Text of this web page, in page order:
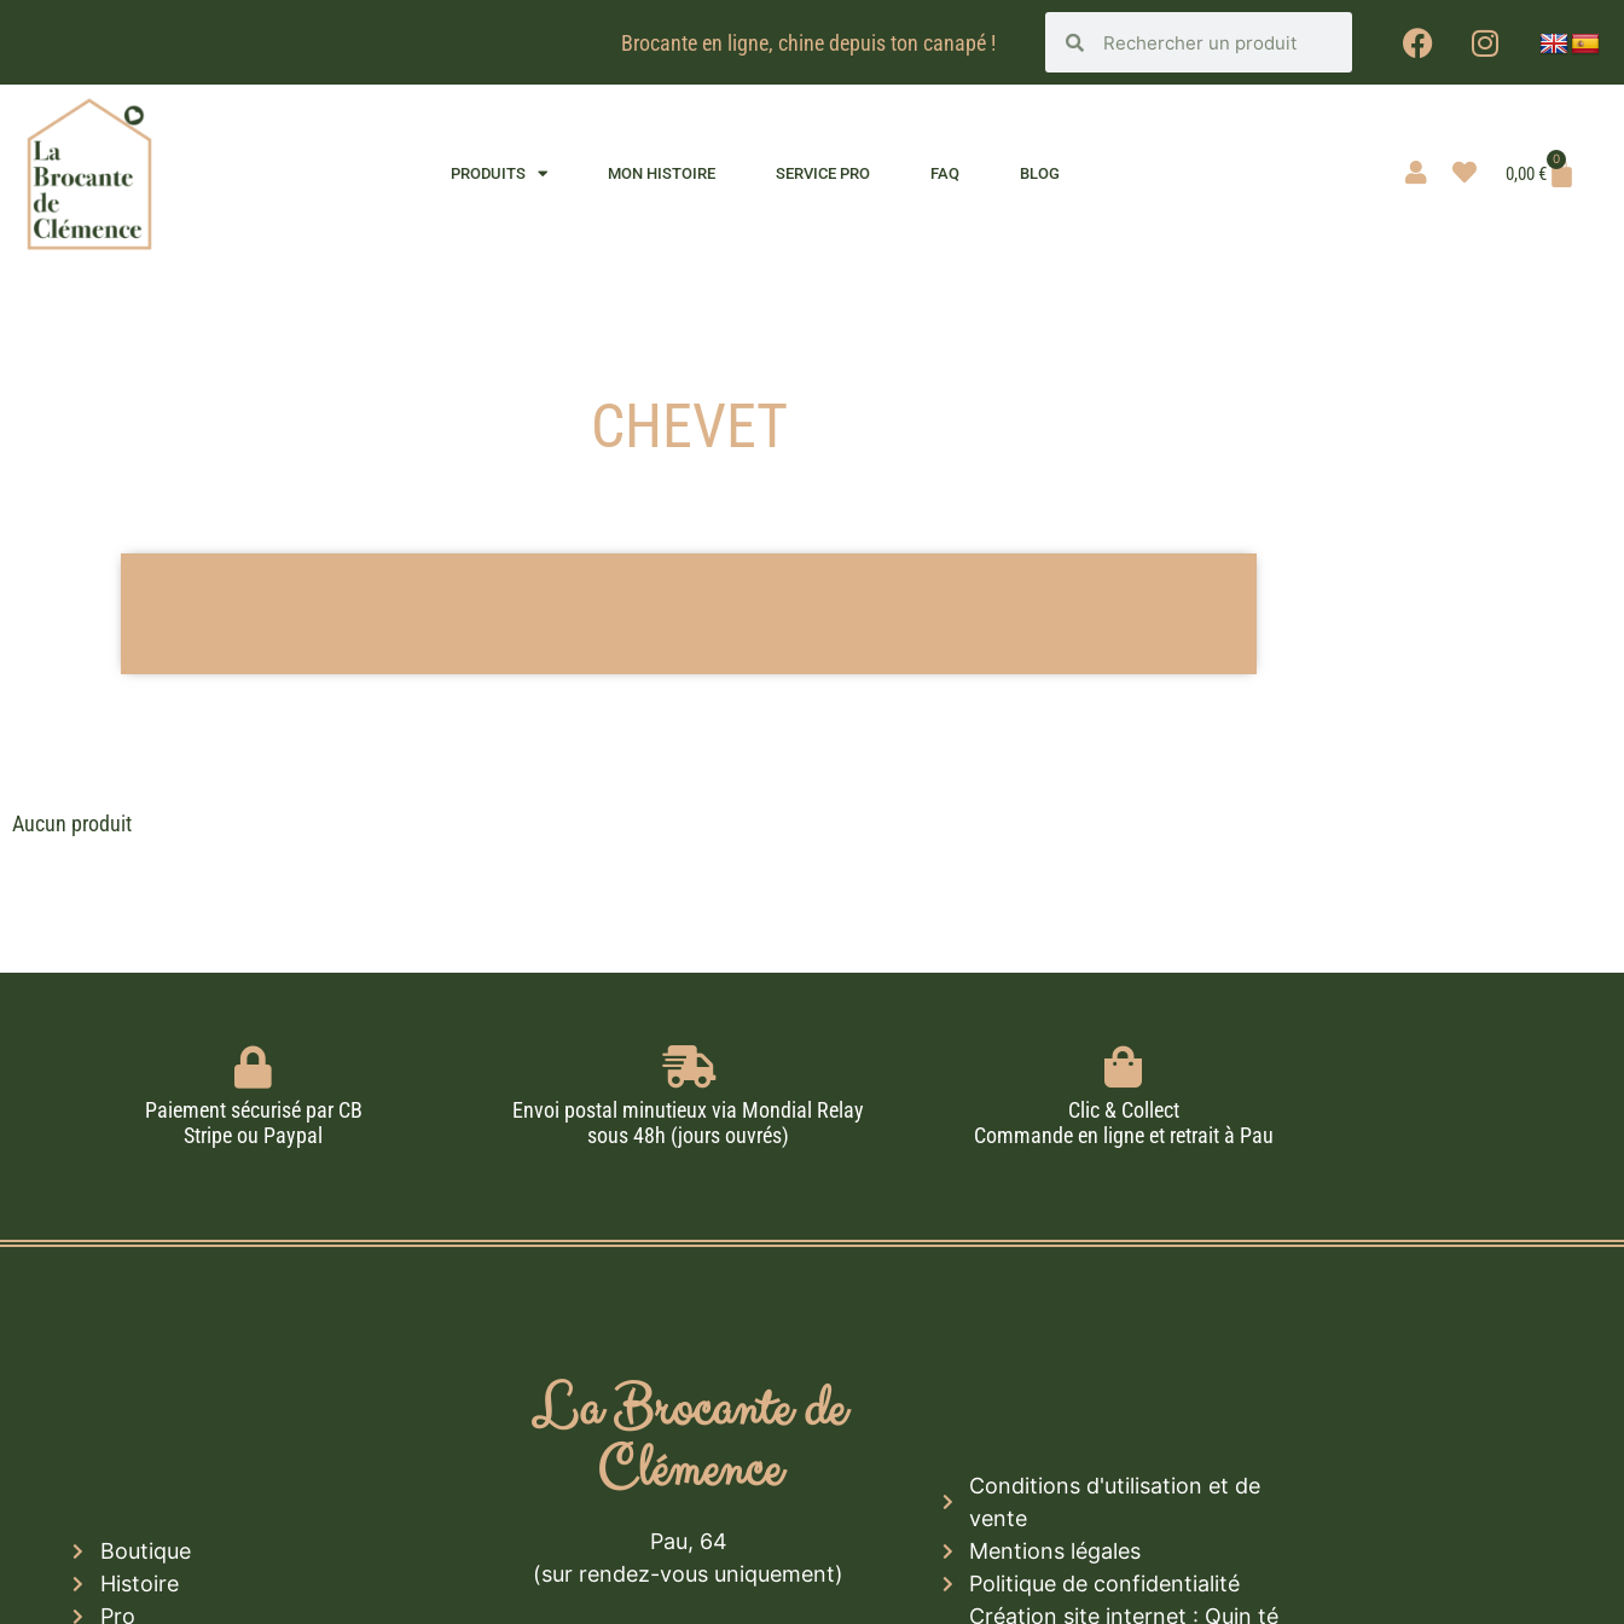
Brocante en ligne, chine depuis ton canapé !
PRODUITS MON HISTOIRE SERVICE PRO FAQ BLOG 0,00€
0
CHEVET
Aucun produit
Paiement sécurisé par CB
Stripe ou Paypal
Envoi postal minutieux via Mondial Relay
sous 48h (jours ouvrés)
Clic & Collect
Commande en ligne et retrait à Pau
Boutique
Histoire
Pro
La Brocante de
Clémence
Pau, 64
(sur rendez-vous uniquement)
Conditions d'utilisation et de
vente
Mentions légales
Politique de confidentialité
Création site internet : Quin té